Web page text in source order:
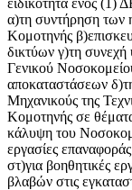
α)τη συντήρηση των
Κομοτηνής
δικτύων γ)τη συνεχή
Γενικού
αποκαταστάσεων
Μηχανικούς της
Κομοτηνής σε
κάλυψη του
εργασίες
στ)για βοηθητικές
βλαβών στις